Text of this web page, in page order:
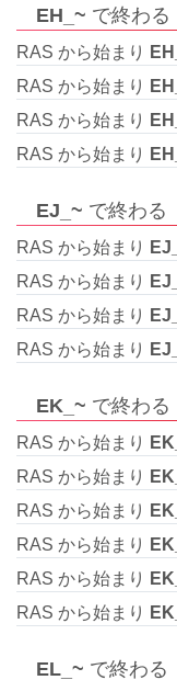
EH_~ で終わる
RAS から始まり
RAS から始まり
RAS から始まり
RAS から始まり
EJ_~ で終わる
RAS から始まり
RAS から始まり
RAS から始まり
RAS から始まり
EK_~ で終わる
RAS から始まり
RAS から始まり
RAS から始まり
RAS から始まり
RAS から始まり
RAS から始まり
EL_~ で終わる